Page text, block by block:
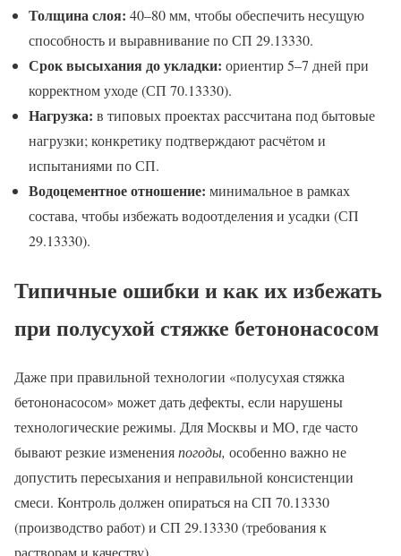
Толщина слоя: 40–80 мм, чтобы обеспечить несущую
способность и выравнивание по СП 29.13330.
Срок высыхания до укладки: ориентир 5–7 дней при
корректном уходе (СП 70.13330).
Нагрузка: в типовых проектах рассчитана под бытовые
нагрузки; конкретику подтверждают расчётом и
испытаниями по СП.
Водоцементное отношение: минимальное в рамках
состава, чтобы избежать водоотделения и усадки (СП
29.13330).
Типичные ошибки и как их избежать
при полусухой стяжке бетононасосом
Даже при правильной технологии «полусухая стяжка
бетононасосом» может дать дефекты, если нарушены
технологические режимы. Для Москвы и МО, где часто
бывают резкие измененияпогоды, особенно важно не
допустить пересыхания и неправильной консистенции
смеси. Контроль должен опираться на СП 70.13330
(производство работ) и СП 29.13330 (требования к
растворам и качеству).